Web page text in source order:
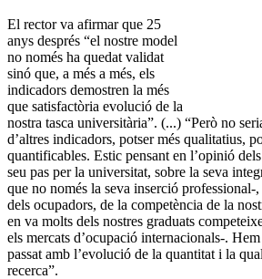
El rector va afirmar que 25
anys després “el nostre model
no només ha quedat validat
sinó que, a més a més, els
indicadors demostren la més
que satisfactòria evolució de la
nostra tasca universitària”. (...) “Però no
d’altres indicadors, potser més qualitatius,
quantificables. Estic pensant en l’opinió
seu pas per la universitat, sobre la seva
que no només la seva inserció professional-
dels ocupadors, de la competència de la
en va molts dels nostres graduats
els mercats d’ocupació internacionals-.
passat amb l’evolució de la quantitat i la
recerca”.